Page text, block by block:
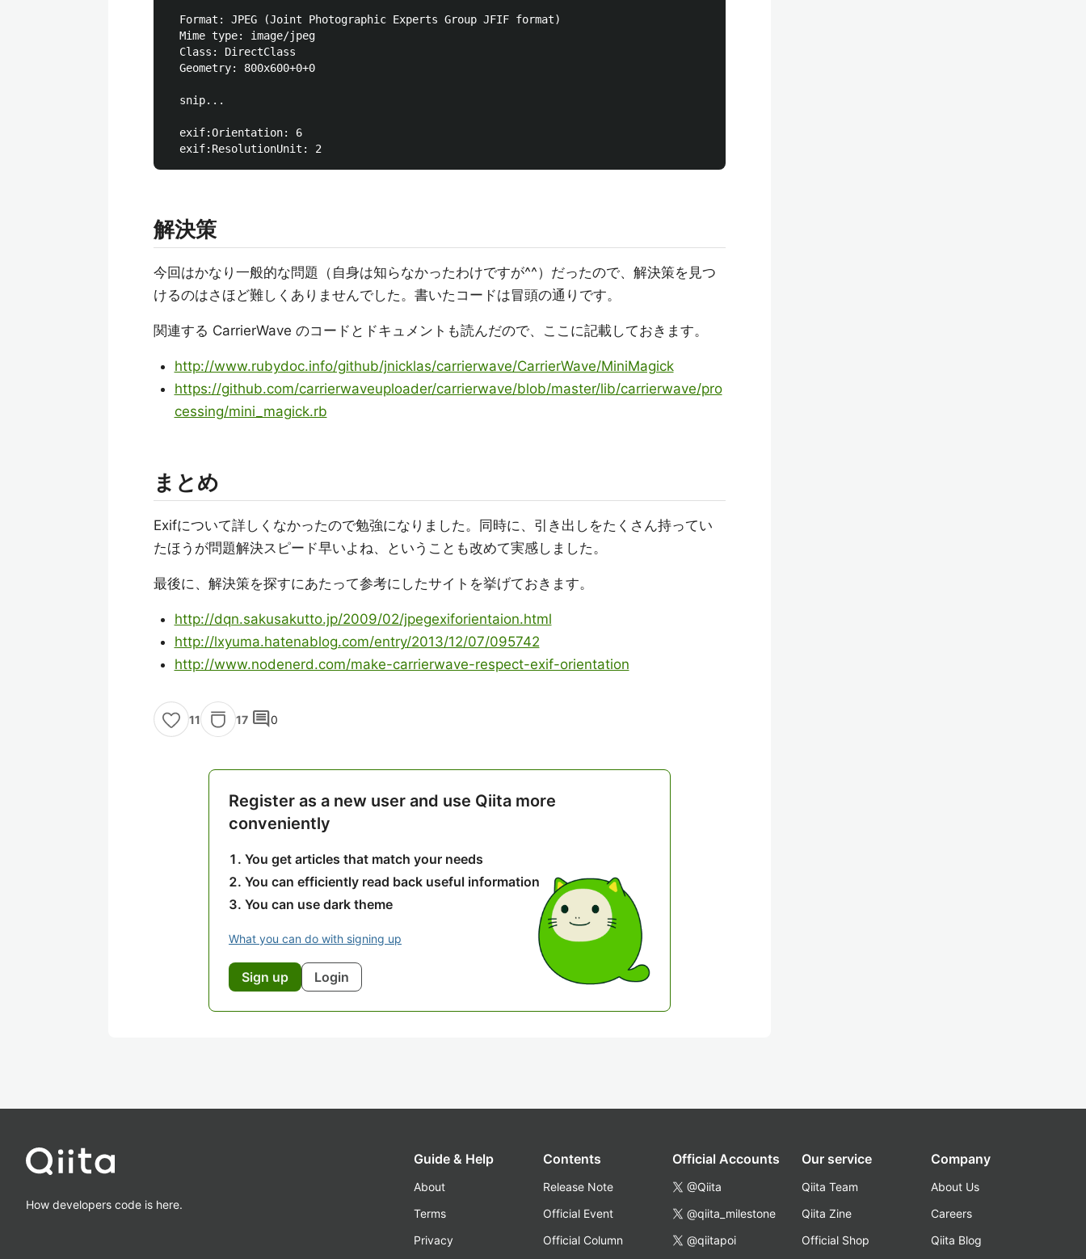
  Format: JPEG (Joint Photographic Experts Group JFIF format)
  Mime type: image/jpeg
  Class: DirectClass
  Geometry: 800x600+0+0
  snip...
  exif:Orientation: 6
解決策
今回はかなり一般的な問題（自身は知らなかったわけですが^^）だったので、解決策を見つ
けるのはさほど難しくありませんでした。書いたコードは冒頭の通りです。
関連する CarrierWave のコードとドキュメントも読んだので、ここに記載しておきます。
http://www.rubydoc.info/github/jnicklas/carrierwave/CarrierWave/MiniMagick
https://github.com/carrierwaveuploader/carrierwave/blob/master/lib/carrierwave/pro
cessing/mini_magick.rb
まとめ
Exifについて詳しくなかったので勉強になりました。同時に、引き出しをたくさん持ってい
たほうが問題解決スピード早いよね、ということも改めて実感しました。
最後に、解決策を探すにあたって参考にしたサイトを挙げておきます。
http://dqn.sakusakutto.jp/2009/02/jpegexiforientaion.html
http://lxyuma.hatenablog.com/entry/2013/12/07/095742
http://www.nodenerd.com/make-carrierwave-respect-exif-orientation
11 17 comment0
Register as a new user and use Qiita more
conveniently
You get articles that match your needs
You can efficiently read back useful information
You can use dark theme
What you can do with signing up
Sign up Login
How developers code is here.
Guide & Help
About
Terms
Privacy
Contents
Release Note
Official Event
Official Column
Official Accounts
@Qiita
@qiita_milestone
@qiitapoi
Our service
Qiita Team
Qiita Zine
Official Shop
Company
About Us
Careers
Qiita Blog